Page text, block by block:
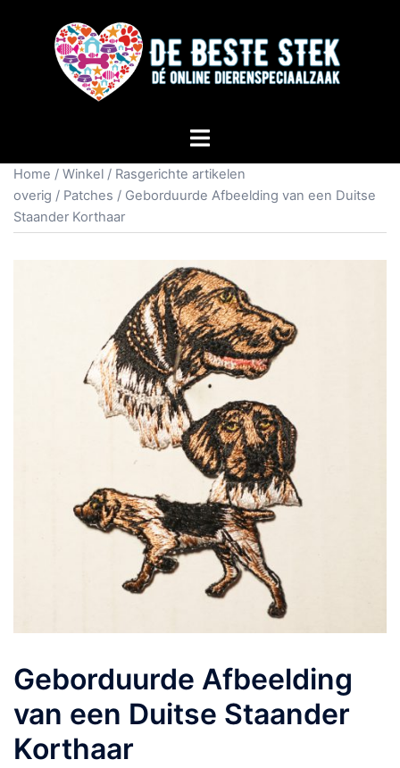
Home / Winkel / Rasgerichte artikelen
overig / Patches / Geborduurde Afbeelding van een Duitse
Staander Korthaar
Geborduurde Afbeelding
van een Duitse Staander
Korthaar